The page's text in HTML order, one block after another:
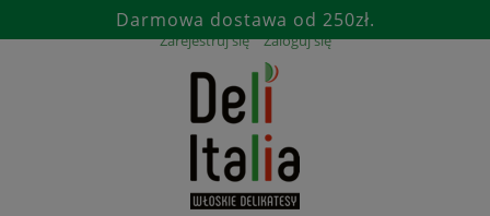
Darmowa dostawa od 250zł.
Zarejestruj się Zaloguj się